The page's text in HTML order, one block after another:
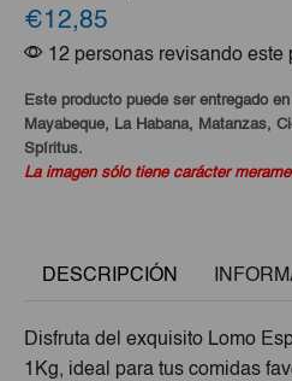
€12,85
12 personas revisando este
Este producto puede ser entregado
Mayabeque, La Habana, Matanzas,
Spíritus.
La imagen sólo tiene carácter
DESCRIPCIÓN
Disfruta del exquisito Lomo
1Kg, ideal para tus comidas